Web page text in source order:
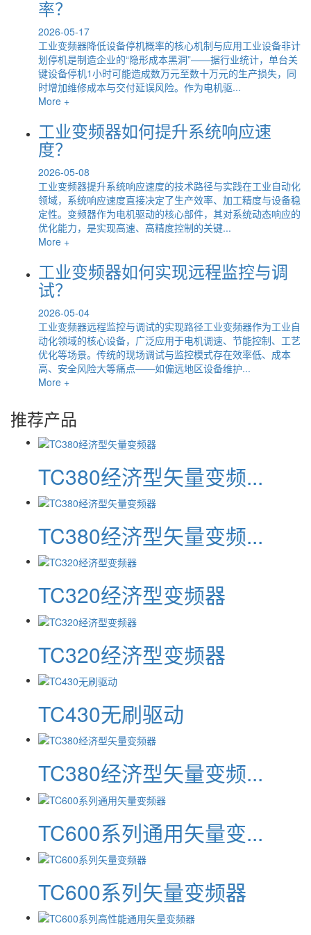
率？
2026-05-17
工业变频器降低设备停机概率的核心机制与应用工业设备非计
划停机是制造企业的“隐形成本黑洞”——据行业统计，单台关
键设备停机1小时可能造成数万元至数十万元的生产损失，同
时增加维修成本与交付延误风险。作为电机驱...
More +
工业变频器如何提升系统响应速
度？
2026-05-08
工业变频器提升系统响应速度的技术路径与实践在工业自动化
领域，系统响应速度直接决定了生产效率、加工精度与设备稳
定性。变频器作为电机驱动的核心部件，其对系统动态响应的
优化能力，是实现高速、高精度控制的关键...
More +
工业变频器如何实现远程监控与调
试？
2026-05-04
工业变频器远程监控与调试的实现路径工业变频器作为工业自
动化领域的核心设备，广泛应用于电机调速、节能控制、工艺
优化等场景。传统的现场调试与监控模式存在效率低、成本
高、安全风险大等痛点——如偏远地区设备维护...
More +
推荐产品
TC380经济型矢量变频...
TC380经济型矢量变频...
TC320经济型变频器
TC320经济型变频器
TC430无刷驱动
TC380经济型矢量变频...
TC600系列通用矢量变...
TC600系列矢量变频器